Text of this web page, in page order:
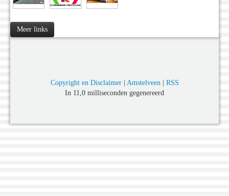
Meer links
Copyright en Disclaimer| Amstelveen| RSS
In 11,0 milliseconden gegenereerd